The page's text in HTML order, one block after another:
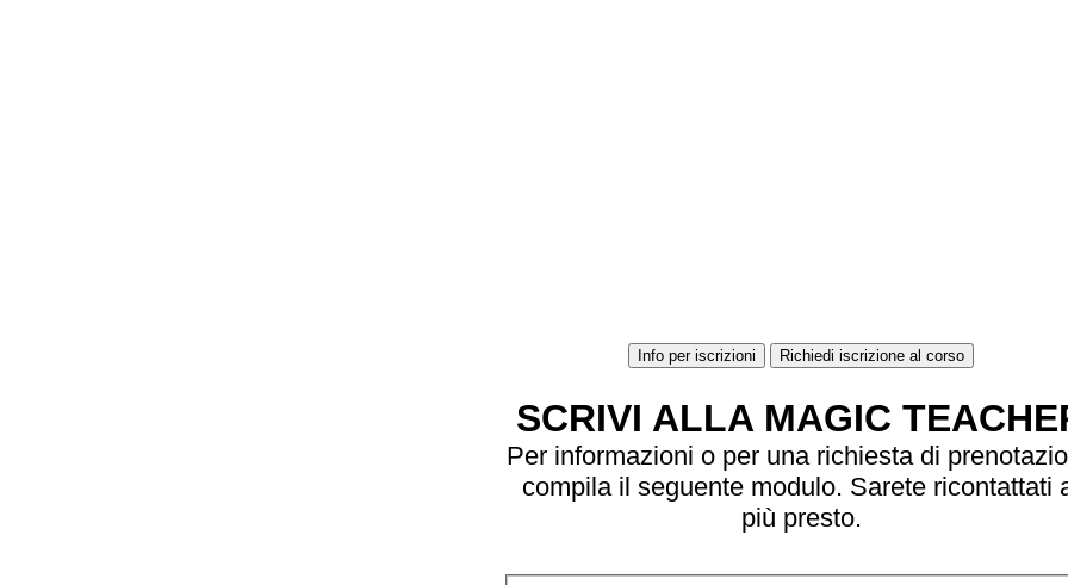
Info per iscrizioni Richiedi iscrizione al corso
SCRIVI ALLA MAGIC
Per informazioni o per una richiesta di
compila il seguente modulo. Sarete ricontattati
più presto.